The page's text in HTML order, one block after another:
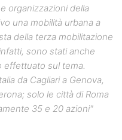
organizzazioni della
una mobilità urbana a
della terza mobilitazione
sono stati anche
effettuato sul tema.
da Cagliari a Genova,
solo le città di Roma
35 e 20 azioni"